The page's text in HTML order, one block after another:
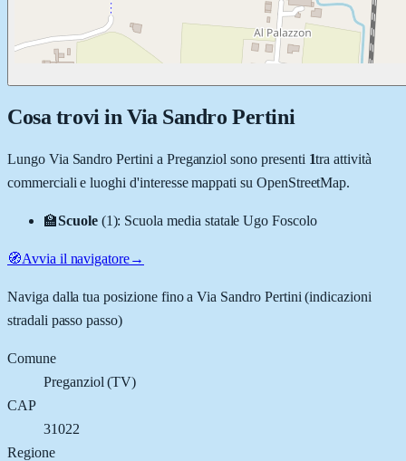
Cosa trovi in Via Sandro Pertini
Lungo Via Sandro Pertini a Preganziol sono presenti 1tra attività
commerciali e luoghi d'interesse mappati su OpenStreetMap.
🏫Scuole (1): Scuola media statale Ugo Foscolo
🧭Avvia il navigatore→
Naviga dalla tua posizione fino aVia Sandro Pertini (indicazioni
stradali passo passo)
Comune
Preganziol (TV)
CAP
31022
Regione